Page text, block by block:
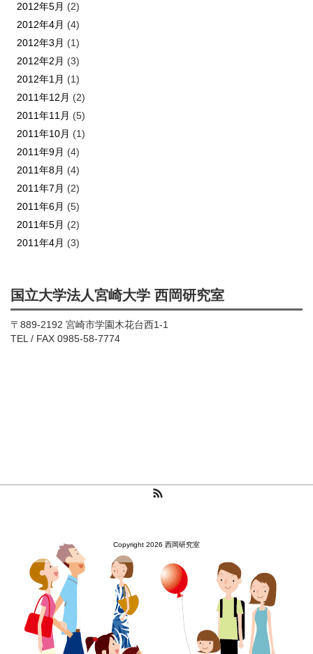
2012年5月 (2)
2012年4月 (4)
2012年3月 (1)
2012年2月 (3)
2012年1月 (1)
2011年12月 (2)
2011年11月 (5)
2011年10月 (1)
2011年9月 (4)
2011年8月 (4)
2011年7月 (2)
2011年6月 (5)
2011年5月 (2)
2011年4月 (3)
国立大学法人宮崎大学 西岡研究室
〒889-2192 宮崎市学園木花台西1-1
TEL / FAX 0985-58-7774
Copyright 2026 西岡研究室